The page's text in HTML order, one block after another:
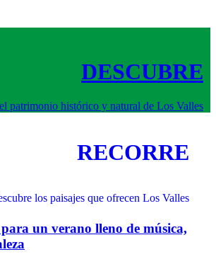
DESCUBRE
patrimonio histórico y natural de Los Valles
RECORRE
los paisajes que ofrecen Los Valles
un verano lleno de música,